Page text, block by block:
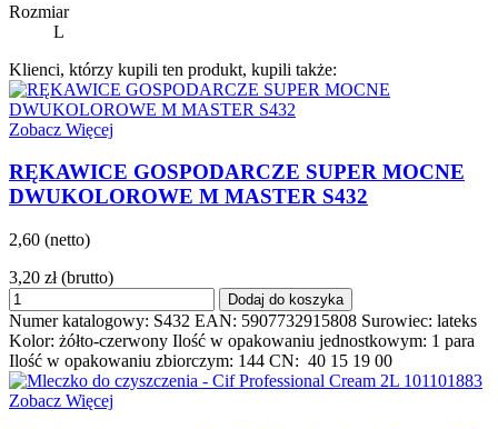
Rozmiar
L
Klienci, którzy kupili ten produkt, kupili także:
Zobacz Więcej
RĘKAWICE GOSPODARCZE SUPER MOCNE
DWUKOLOROWE M MASTER S432
2,60 (netto)
3,20 zł (brutto)
Dodaj do koszyka
Numer katalogowy: S432 EAN: 5907732915808 Surowiec: lateks
Kolor: żółto-czerwony Ilość w opakowaniu jednostkowym: 1 para
Ilość w opakowaniu zbiorczym: 144 CN: 40 15 19 00
Zobacz Więcej